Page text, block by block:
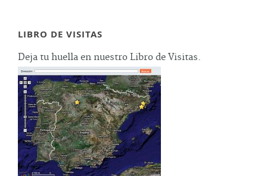
LIBRO DE VISITAS
Deja tu huella en nuestro Libro de Visitas.